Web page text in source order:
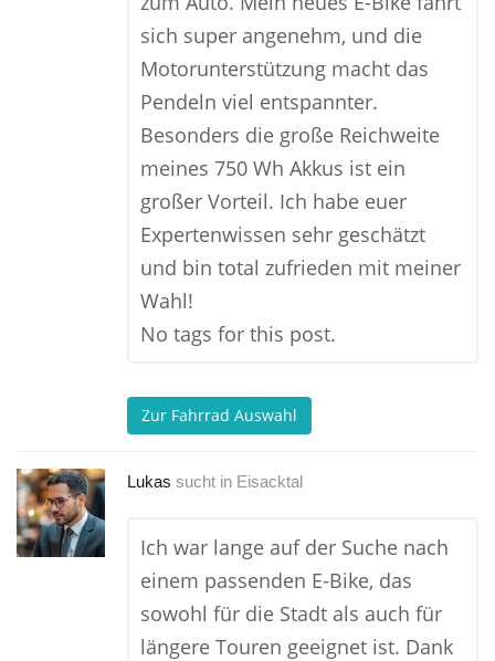
sich super angenehm, und die
Motorunterstützung macht das
Pendeln viel entspannter.
Besonders die große Reichweite
meines 750 Wh Akkus ist ein
großer Vorteil. Ich habe euer
Expertenwissen sehr geschätzt
und bin total zufrieden mit meiner
Wahl!
No tags for this post.
Zur Fahrrad Auswahl
Lukas sucht in Eisacktal
Ich war lange auf der Suche nach
einem passenden E-Bike, das
sowohl für die Stadt als auch für
längere Touren geeignet ist. Dank